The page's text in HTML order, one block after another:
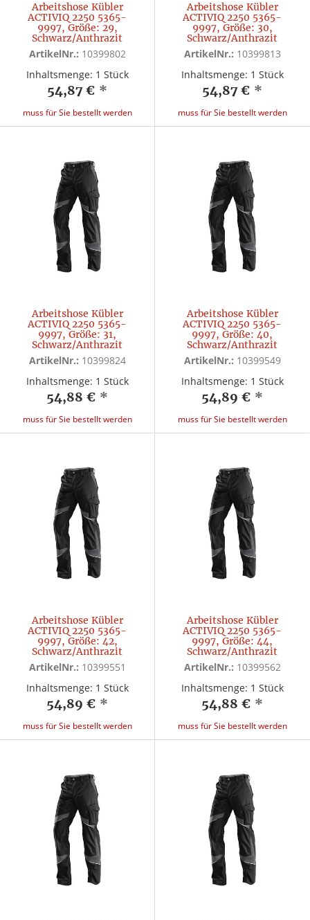
Arbeitshose Kübler
ACTIVIQ 2250 5365-
9997, Größe: 29,
Schwarz/Anthrazit
ArtikelNr.: 10399802
Inhaltsmenge: 1 Stück
54,87 € *
muss für Sie bestellt werden
Arbeitshose Kübler
ACTIVIQ 2250 5365-
9997, Größe: 30,
Schwarz/Anthrazit
ArtikelNr.: 10399813
Inhaltsmenge: 1 Stück
54,87 € *
muss für Sie bestellt werden
Arbeitshose Kübler
ACTIVIQ 2250 5365-
9997, Größe: 31,
Schwarz/Anthrazit
ArtikelNr.: 10399824
Inhaltsmenge: 1 Stück
54,88 € *
muss für Sie bestellt werden
Arbeitshose Kübler
ACTIVIQ 2250 5365-
9997, Größe: 40,
Schwarz/Anthrazit
ArtikelNr.: 10399549
Inhaltsmenge: 1 Stück
54,89 € *
muss für Sie bestellt werden
Arbeitshose Kübler
ACTIVIQ 2250 5365-
9997, Größe: 42,
Schwarz/Anthrazit
ArtikelNr.: 10399551
Inhaltsmenge: 1 Stück
54,89 € *
muss für Sie bestellt werden
Arbeitshose Kübler
ACTIVIQ 2250 5365-
9997, Größe: 44,
Schwarz/Anthrazit
ArtikelNr.: 10399562
Inhaltsmenge: 1 Stück
54,88 € *
muss für Sie bestellt werden